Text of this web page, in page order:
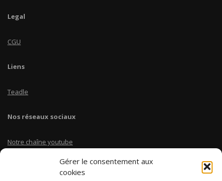
Gérer le consentement aux
cookies
Legal
CGU
Liens
Teadle
Nos réseaux sociaux
Notre chaîne youtube